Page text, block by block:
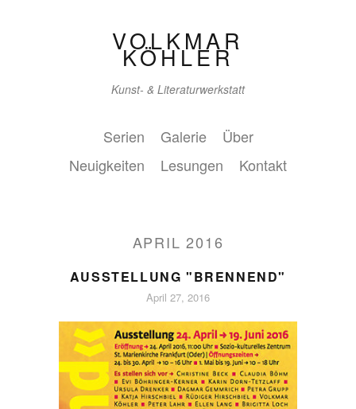
VOLKMAR
KÖHLER
Kunst- & Literaturwerkstatt
Serien Galerie
Über
Neuigkeiten
Lesungen Kontakt
APRIL 2016
AUSSTELLUNG "BRENNEND"
April 27, 2016